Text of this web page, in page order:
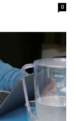
0